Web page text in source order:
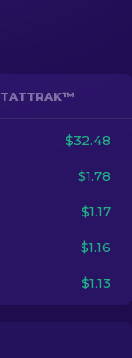
$32.48
$1.78
$1.17
$1.16
$1.13